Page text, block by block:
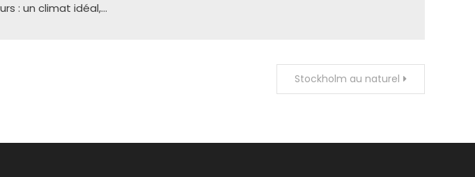
: un climat idéal,…
Stockholm au naturel